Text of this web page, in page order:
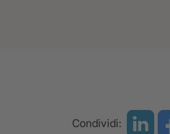
Condividi: